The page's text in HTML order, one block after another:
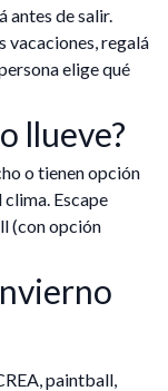
antes de salir.
vacaciones, regalá
elige qué
llueve?
o tienen opción
Escape
(con opción
paintball,